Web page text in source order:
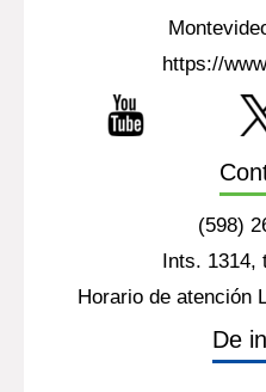
https://
(598)
Ints. 1314,
Horario de atención
De